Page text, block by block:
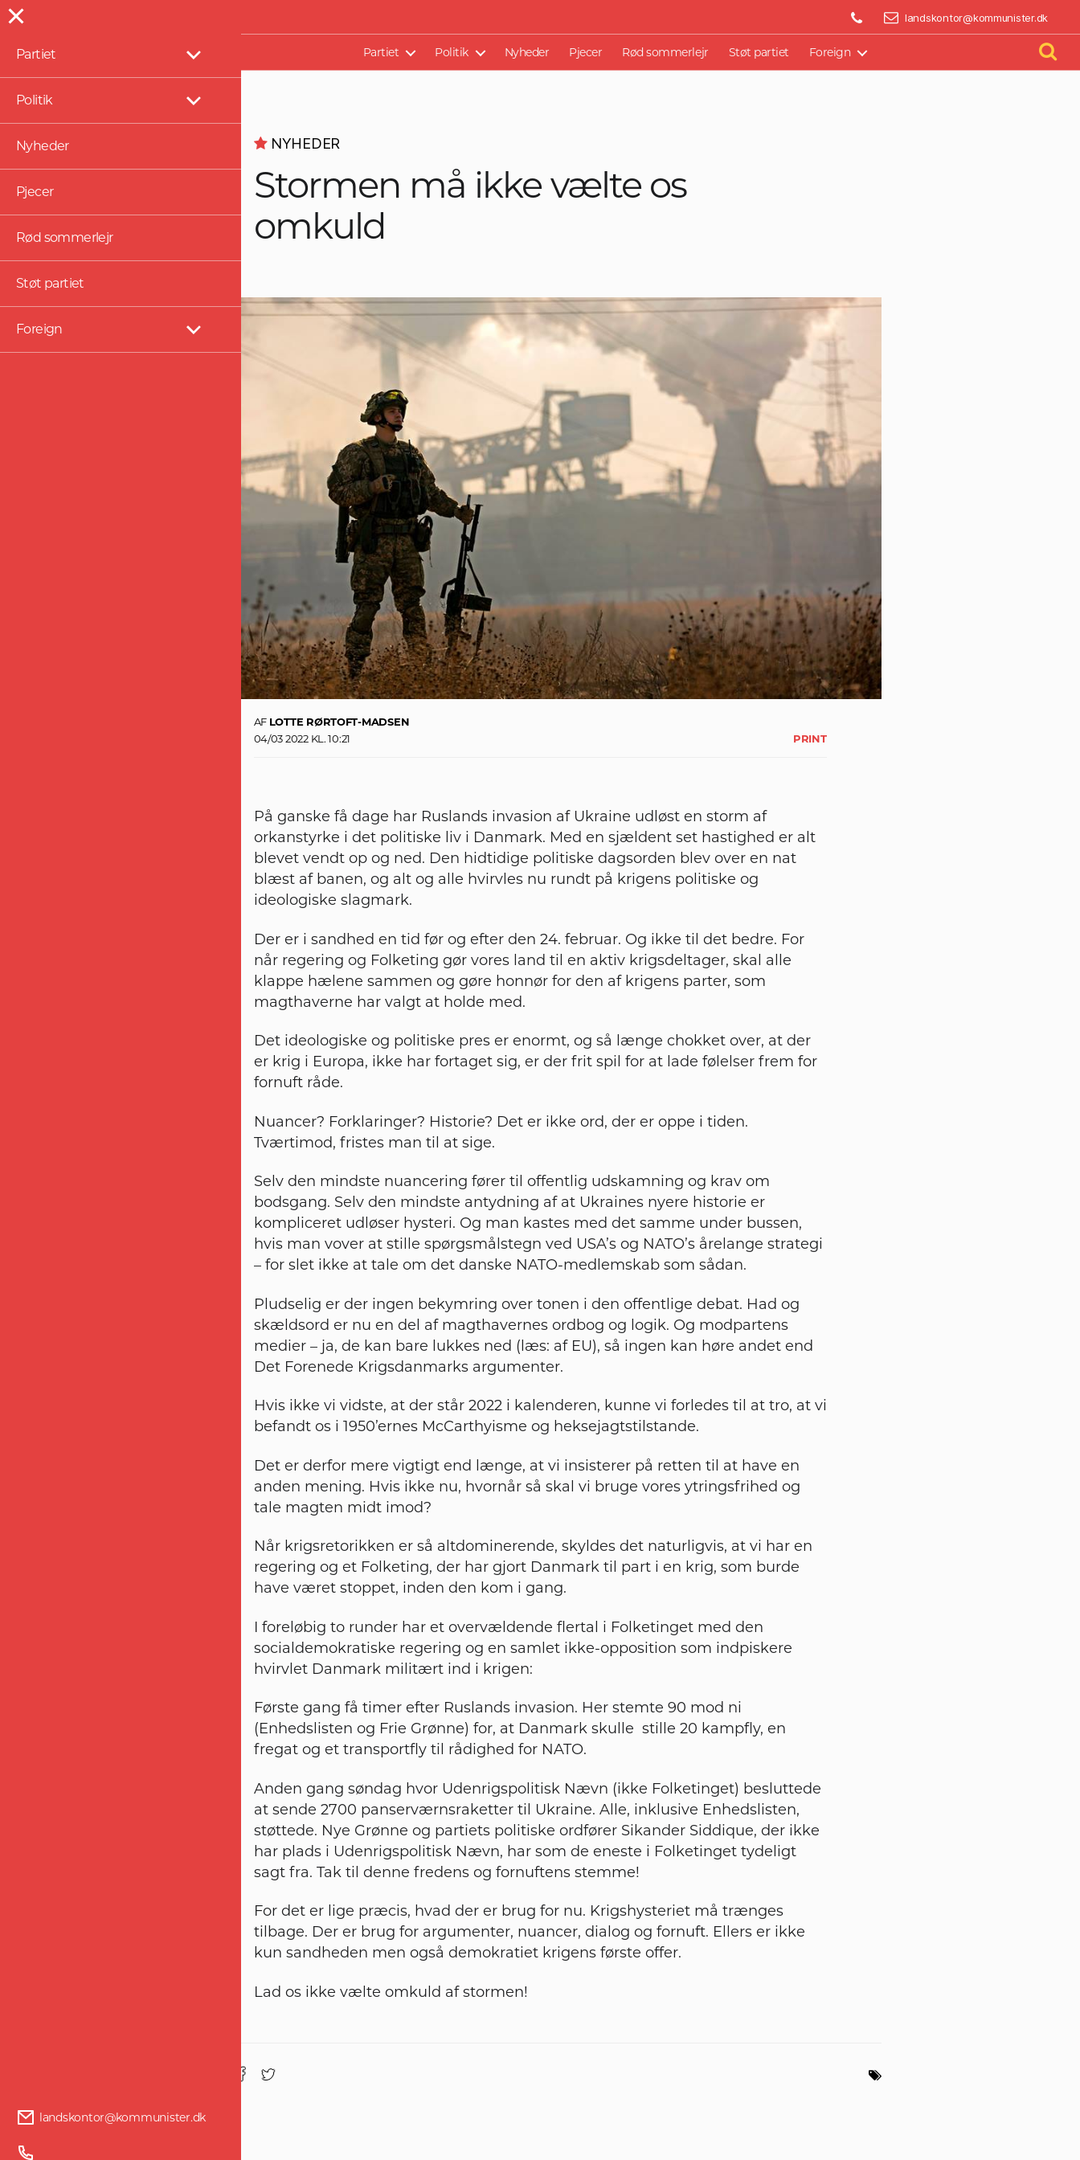
landskontor@kommunister.dk
Partiet Politik Nyheder Pjecer Rød sommerlejr Støt partiet Foreign
BLIV AKTIV
Partiet
Vis
undermenu
Politik
Vis
undermenu
Nyheder
Pjecer
Rød sommerlejr
Støt partiet
Foreign
Vis
undermenu
landskontor@kommunister.dk
NYHEDER
Stormen må ikke vælte os
omkuld
AF LOTTE RØRTOFT-MADSEN
04/03 2022 KL. 10:21
PRINT
På ganske få dage har Ruslands invasion af Ukraine udløst en storm af
orkanstyrke i det politiske liv i Danmark. Med en sjældent set hastighed er alt
blevet vendt op og ned. Den hidtidige politiske dagsorden blev over en nat
blæst af banen, og alt og alle hvirvles nu rundt på krigens politiske og
ideologiske slagmark.
Der er i sandhed en tid før og efter den 24. februar. Og ikke til det bedre. For
når regering og Folketing gør vores land til en aktiv krigsdeltager, skal alle
klappe hælene sammen og gøre honnør for den af krigens parter, som
magthaverne har valgt at holde med.
Det ideologiske og politiske pres er enormt, og så længe chokket over, at der
er krig i Europa, ikke har fortaget sig, er der frit spil for at lade følelser frem for
fornuft råde.
Nuancer? Forklaringer? Historie? Det er ikke ord, der er oppe i tiden.
Tværtimod, fristes man til at sige.
Selv den mindste nuancering fører til offentlig udskamning og krav om
bodsgang. Selv den mindste antydning af at Ukraines nyere historie er
kompliceret udløser hysteri. Og man kastes med det samme under bussen,
hvis man vover at stille spørgsmålstegn ved USA’s og NATO’s årelange strategi
– for slet ikke at tale om det danske NATO-medlemskab som sådan.
Pludselig er der ingen bekymring over tonen i den offentlige debat. Had og
skældsord er nu en del af magthavernes ordbog og logik. Og modpartens
medier – ja, de kan bare lukkes ned (læs: af EU), så ingen kan høre andet end
Det Forenede Krigsdanmarks argumenter.
Hvis ikke vi vidste, at der står 2022 i kalenderen, kunne vi forledes til at tro, at vi
befandt os i 1950’ernes McCarthyisme og heksejagtstilstande.
Det er derfor mere vigtigt end længe, at vi insisterer på retten til at have en
anden mening. Hvis ikke nu, hvornår så skal vi bruge vores ytringsfrihed og
tale magten midt imod?
Når krigsretorikken er så altdominerende, skyldes det naturligvis, at vi har en
regering og et Folketing, der har gjort Danmark til part i en krig, som burde
have været stoppet, inden den kom i gang.
I foreløbig to runder har et overvældende flertal i Folketinget med den
socialdemokratiske regering og en samlet ikke-opposition som indpiskere
hvirvlet Danmark militært ind i krigen:
Første gang få timer efter Ruslands invasion. Her stemte 90 mod ni
(Enhedslisten og Frie Grønne) for, at Danmark skulle stille 20 kampfly, en
fregat og et transportfly til rådighed for NATO.
Anden gang søndag hvor Udenrigspolitisk Nævn (ikke Folketinget) besluttede
at sende 2700 panserværnsraketter til Ukraine. Alle, inklusive Enhedslisten,
støttede. Nye Grønne og partiets politiske ordfører Sikander Siddique, der ikke
har plads i Udenrigspolitisk Nævn, har som de eneste i Folketinget tydeligt
sagt fra. Tak til denne fredens og fornuftens stemme!
For det er lige præcis, hvad der er brug for nu. Krigshysteriet må trænges
tilbage. Der er brug for argumenter, nuancer, dialog og fornuft. Ellers er ikke
kun sandheden men også demokratiet krigens første offer.
Lad os ikke vælte omkuld af stormen!